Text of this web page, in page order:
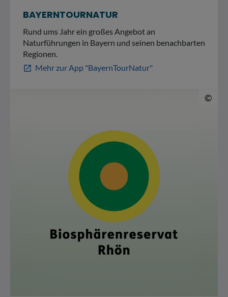
BAYERNTOURNATUR
Rund ums Jahr ein großes Angebot an
Naturführungen in Bayern und seinen benachbarten
Regionen.
open_in_new Mehr zur App "BayernTourNatur"
©